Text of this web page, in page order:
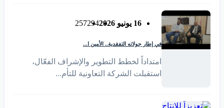
16 يونيو 2026 294
257
في إطار جولاته التفقدية.. الأمين ا...
امتداداً لخطط التطوير والإشراف الفعّال،
استقبلت الشركة التعاونية للتأم...